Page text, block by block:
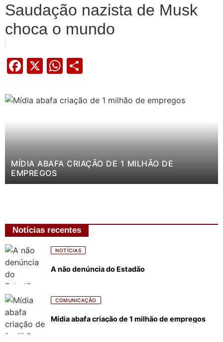
Saudação nazista de Musk
choca o mundo
Facebook
X WhatsApp
MÍDIA ABAFA CRIAÇÃO DE 1 MILHÃO DE
EMPREGOS
Notícias recentes
NOTÍCIAS
A não denúncia do Estadão
COMUNICAÇÃO
Mídia abafa criação de 1 milhão de empregos